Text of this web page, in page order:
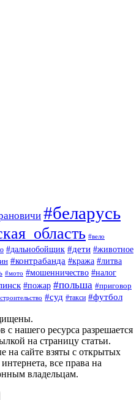
#беларусь
#вело
#дальнобойщик #дети #животное
#контрабанда #кража #литва
#мото #мошенничество #налог
#пожар #польша #приговор
#суд #такси #футбол
нашего ресурса разрешается
на страницу статьи.
на сайте взяты с открытых
все права на
владельцам.